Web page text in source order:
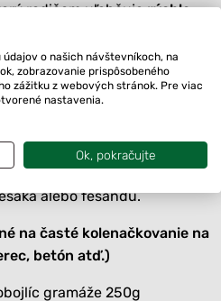
rodičom uľahčujerýchle
, overalmi či čiapočkami. Sú
doma, počas
určite nemal chýbať vo
širokú škálu krásnych
alebo fešandu.
na časté kolenačkovanie na
betón atď.)
gramáže 250g
o našich návštevníkoch, na
zobrazovanie prispôsobeného
zážitku z webových stránok. Pre viac
nastavenia.
Ok, pokračujte